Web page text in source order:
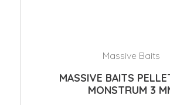
Massive Baits
MASSIVE BAITS
MONSTRUM 3